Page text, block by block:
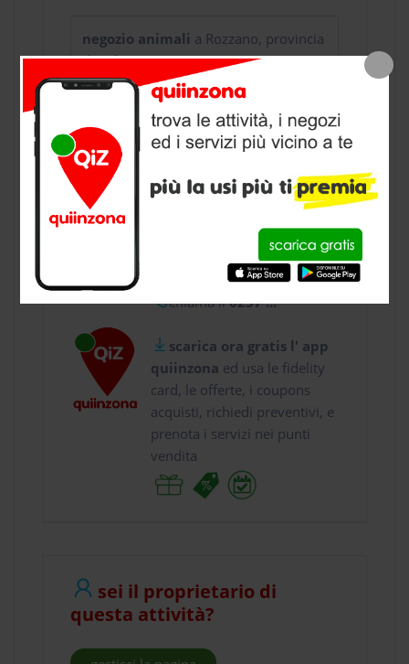
negozio animali a Rozzano, provincia
di Milano
CONTATTI
usa gratis quiinzona e :
Via Alessandro ...
chiama il0257 ...
scarica ora gratis l' app
quiinzona ed usa le fidelity
card, le offerte, i coupons
acquisti, richiedi preventivi, e
prenota i servizi nei punti
vendita
sei il proprietario di
questa attività?